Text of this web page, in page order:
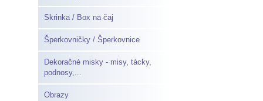
Skrinka / Box na čaj
Šperkovničky / Šperkovnice
Dekoračné misky - misy, tácky,
podnosy,...
Obrazy